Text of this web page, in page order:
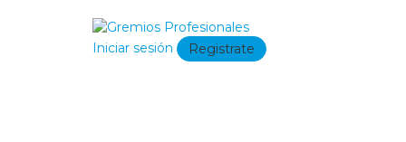
Iniciar sesión Registrate